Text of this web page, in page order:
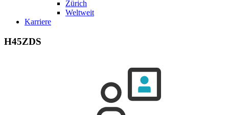
Zürich
Weltweit
Karriere
H45ZDS